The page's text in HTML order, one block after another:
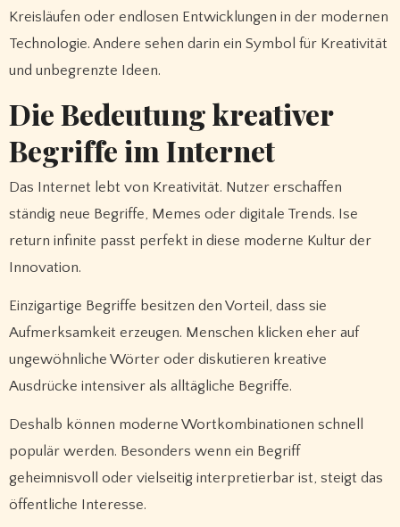
Kreisläufen oder endlosen Entwicklungen in der modernen
Technologie. Andere sehen darin ein Symbol für Kreativität
und unbegrenzte Ideen.
Die Bedeutung kreativer
Begriffe im Internet
Das Internet lebt von Kreativität. Nutzer erschaffen
ständig neue Begriffe, Memes oder digitale Trends. Ise
return infinite passt perfekt in diese moderne Kultur der
Innovation.
Einzigartige Begriffe besitzen den Vorteil, dass sie
Aufmerksamkeit erzeugen. Menschen klicken eher auf
ungewöhnliche Wörter oder diskutieren kreative
Ausdrücke intensiver als alltägliche Begriffe.
Deshalb können moderne Wortkombinationen schnell
populär werden. Besonders wenn ein Begriff
geheimnisvoll oder vielseitig interpretierbar ist, steigt das
öffentliche Interesse.